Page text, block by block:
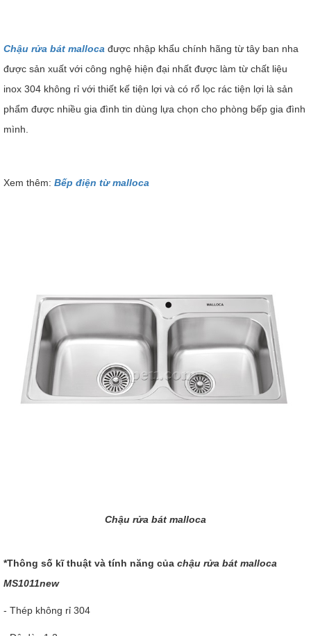
Chậu rửa bát malloca được nhập khẩu chính hãng từ tây ban nha
được sản xuất với công nghệ hiện đại nhất được làm từ chất liệu
inox 304 không rỉ với thiết kế tiện lợi và có rổ lọc rác tiện lợi là sản
phẩm được nhiều gia đình tin dùng lựa chọn cho phòng bếp gia đình
mình.
Xem thêm: Bếp điện từ malloca
Chậu rửa bát malloca
*Thông số kĩ thuật và tính năng của chậu rửa bát malloca
MS1011new
- Thép không rỉ 304